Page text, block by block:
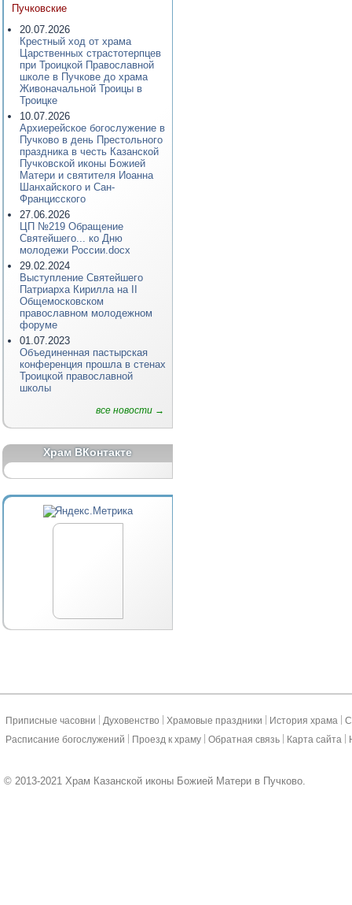
Пучковские
20.07.2026
Крестный ход от храма
Царственных страстотерпцев
при Троицкой Православной
школе в Пучкове до храма
Живоначальной Троицы в
Троицке
10.07.2026
Архиерейское богослужение в
Пучково в день Престольного
праздника в честь Казанской
Пучковской иконы Божией
Матери и святителя Иоанна
Шанхайского и Сан-
Францисского
27.06.2026
ЦП №219 Обращение
Святейшего... ко Дню
молодежи России.docx
29.02.2024
Выступление Святейшего
Патриарха Кирилла на II
Общемосковском
православном молодежном
форуме
01.07.2023
Объединенная пастырская
конференция прошла в стенах
Троицкой православной
школы
все новости →
Храм ВКонтакте
Приписные часовни Духовенство Храмовые праздники История храма
Расписание богослужений
Проезд к храму Обратная связь Карта сайта
© 2013-2021 Храм Казанской иконы Божией Матери в Пучково.